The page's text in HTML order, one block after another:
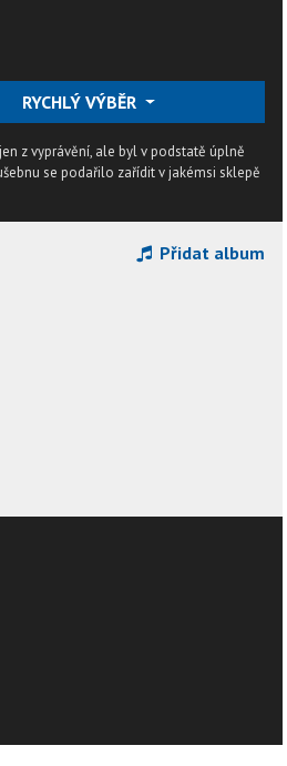
RYCHLÝ VÝBĚR
z vyprávění, ale byl v podstatě úplně
se podařilo zařídit v jakémsi sklepě
Přidat album